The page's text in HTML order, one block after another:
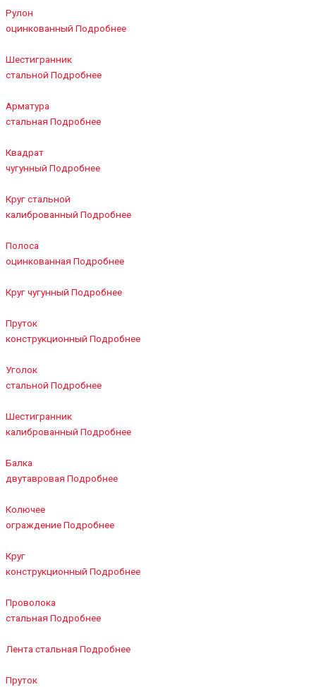
Рулон
оцинкованный Подробнее
Шестигранник
стальной Подробнее
Арматура
стальная Подробнее
Квадрат
чугунный Подробнее
Круг стальной
калиброванный Подробнее
Полоса
оцинкованная Подробнее
Круг чугунный Подробнее
Пруток
конструкционный Подробнее
Уголок
стальной Подробнее
Шестигранник
калиброванный Подробнее
Балка
двутавровая Подробнее
Колючее
ограждениеПодробнее
Круг
конструкционный Подробнее
Проволока
стальная Подробнее
Лента стальная Подробнее
Пруток